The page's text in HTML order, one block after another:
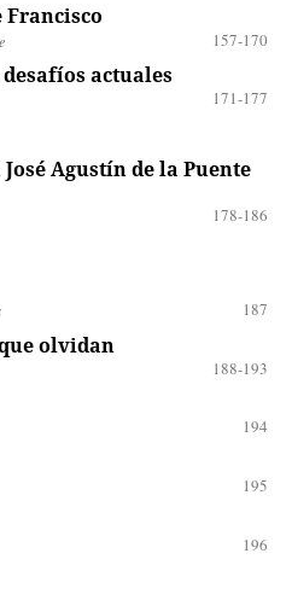
Francisco
157-170
actuales
171-177
Agustín de la Puente
178-186
187
olvidan
188-193
194
195
196